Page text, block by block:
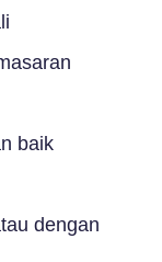
baik
dengan